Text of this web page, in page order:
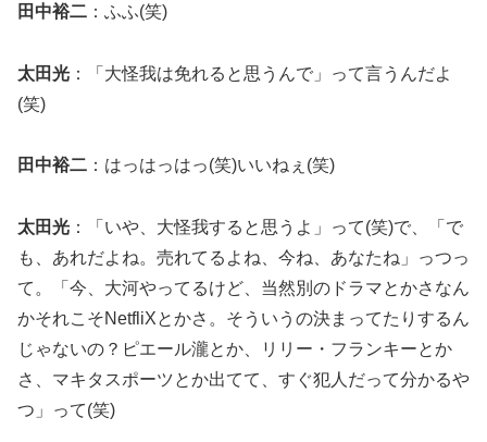
田中裕二 ：ふふ(笑)
太田光 ：「大怪我は免れると思うんで」って言うんだよ
(笑)
田中裕二 ：はっはっはっ(笑)いいねぇ(笑)
太田光 ：「いや、大怪我すると思うよ」って(笑)で、「で
も、あれだよね。売れてるよね、今ね、あなたね」っつっ
て。「今、大河やってるけど、当然別のドラマとかさなん
かそれこそNetfliXとかさ。そういうの決まってたりするん
じゃないの？ピエール瀧とか、リリー・フランキーとか
さ、マキタスポーツとか出てて、すぐ犯人だって分かるや
つ」って(笑)